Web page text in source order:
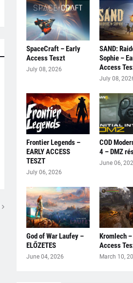
SpaceCraft – Early
Access Teszt
July 08, 2026
SAND:
Sophie –
Access
July 08,
Frontier Legends –
EARLY ACCESS
TESZT
July 06, 2026
COD
4 – DMZ
June 06,
God of War Laufey –
ELŐZETES
June 04, 2026
Kromlech
Access
March 10,